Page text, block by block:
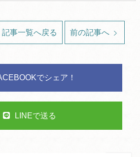
記事一覧へ戻る 前の記事へ
でシェア！
LINEで送る